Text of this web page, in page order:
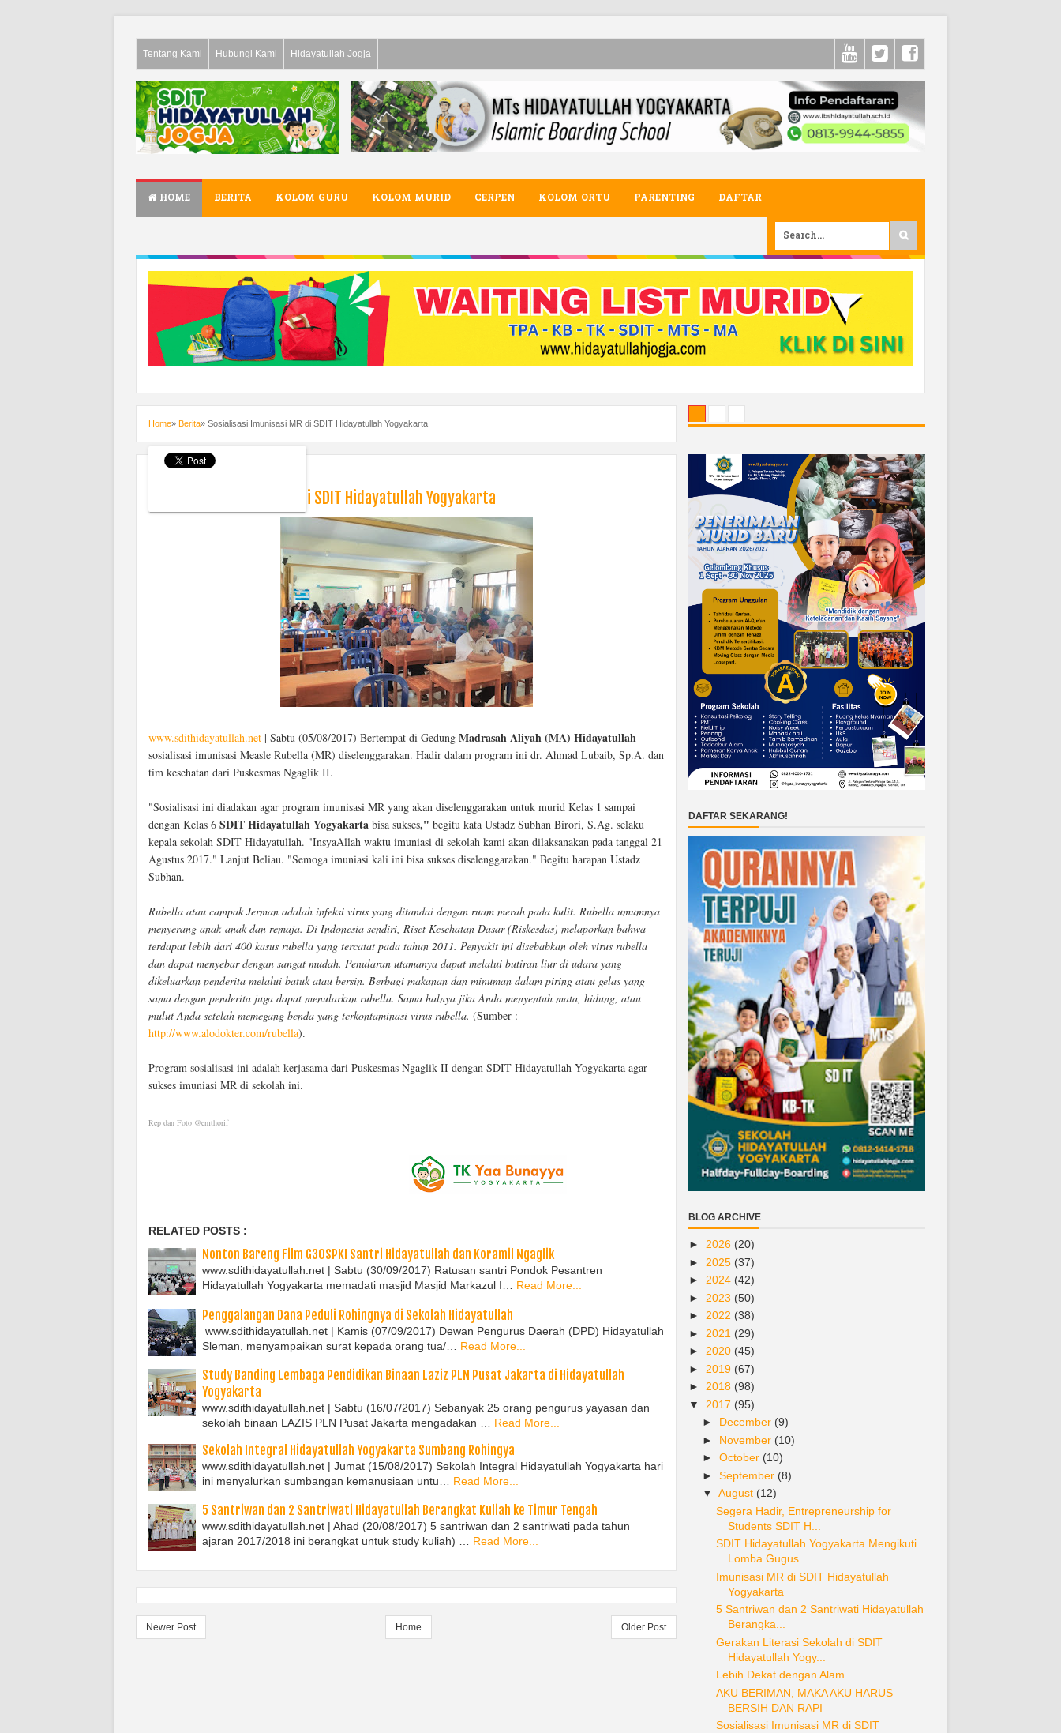
Tentang Kami Hubungi Kami Hidayatullah Jogja
HOME BERITA KOLOM GURU KOLOM MURID CERPEN KOLOM ORTU PARENTING DAFTAR
Home» Berita» Sosialisasi Imunisasi MR di SDIT Hidayatullah Yogyakarta
Sosialisasi Imunisasi MR di SDIT Hidayatullah Yogyakarta
www.sdithidayatullah.net | Sabtu (05/08/2017) Bertempat di Gedung Madrasah Aliyah (MA) Hidayatullah
sosialisasi imunisasi Measle Rubella (MR) diselenggarakan. Hadir dalam program ini dr. Ahmad Lubaib, Sp.A. dan
tim kesehatan dari Puskesmas Ngaglik II.
"Sosialisasi ini diadakan agar program imunisasi MR yang akan diselenggarakan untuk murid Kelas 1 sampai
dengan Kelas 6 SDIT Hidayatullah Yogyakarta bisa sukses," begitu kata Ustadz Subhan Birori, S.Ag. selaku
kepala sekolah SDIT Hidayatullah. "InsyaAllah waktu imuniasi di sekolah kami akan dilaksanakan pada tanggal 21
Agustus 2017." Lanjut Beliau. "Semoga imuniasi kali ini bisa sukses diselenggarakan." Begitu harapan Ustadz
Subhan.
Rubella atau campak Jerman adalah infeksi virus yang ditandai dengan ruam merah pada kulit. Rubella umumnya
menyerang anak-anak dan remaja. Di Indonesia sendiri, Riset Kesehatan Dasar (Riskesdas) melaporkan bahwa
terdapat lebih dari 400 kasus rubella yang tercatat pada tahun 2011. Penyakit ini disebabkan oleh virus rubella
dan dapat menyebar dengan sangat mudah. Penularan utamanya dapat melalui butiran liur di udara yang
dikeluarkan penderita melalui batuk atau bersin. Berbagi makanan dan minuman dalam piring atau gelas yang
sama dengan penderita juga dapat menularkan rubella. Sama halnya jika Anda menyentuh mata, hidung, atau
mulut Anda setelah memegang benda yang terkontaminasi virus rubella. (Sumber :
http://www.alodokter.com/rubella).
Program sosialisasi ini adalah kerjasama dari Puskesmas Ngaglik II dengan SDIT Hidayatullah Yogyakarta agar
sukses imuniasi MR di sekolah ini.
Rep dan Foto @emthorif
RELATED POSTS :
Nonton Bareng Film G30SPKI Santri Hidayatullah dan Koramil Ngaglik
www.sdithidayatullah.net | Sabtu (30/09/2017) Ratusan santri Pondok Pesantren
Hidayatullah Yogyakarta memadati masjid Masjid Markazul I…
Read More...
Penggalangan Dana Peduli Rohingnya di Sekolah Hidayatullah
www.sdithidayatullah.net | Kamis (07/09/2017) Dewan Pengurus Daerah (DPD) Hidayatullah
Sleman, menyampaikan surat kepada orang tua/…
Read More...
Study Banding Lembaga Pendidikan Binaan Laziz PLN Pusat Jakarta di Hidayatullah
Yogyakarta
www.sdithidayatullah.net | Sabtu (16/07/2017) Sebanyak 25 orang pengurus yayasan dan
sekolah binaan LAZIS PLN Pusat Jakarta mengadakan …
Read More...
Sekolah Integral Hidayatullah Yogyakarta Sumbang Rohingya
www.sdithidayatullah.net | Jumat (15/08/2017) Sekolah Integral Hidayatullah Yogyakarta hari
ini menyalurkan sumbangan kemanusiaan untu…
Read More...
5 Santriwan dan 2 Santriwati Hidayatullah Berangkat Kuliah ke Timur Tengah
www.sdithidayatullah.net | Ahad (20/08/2017) 5 santriwan dan 2 santriwati pada tahun
ajaran 2017/2018 ini berangkat untuk study kuliah) …
Read More...
Newer Post Older Post
Home
DAFTAR SEKARANG!
BLOG ARCHIVE
► 2026 (20)
► 2025 (37)
► 2024 (42)
► 2023 (50)
► 2022 (38)
► 2021 (29)
► 2020 (45)
► 2019 (67)
► 2018 (98)
▼ 2017 (95)
► December (9)
► November (10)
► October (10)
► September (8)
▼ August (12)
Segera Hadir, Entrepreneurship for
Students SDIT H...
SDIT Hidayatullah Yogyakarta Mengikuti
Lomba Gugus
Imunisasi MR di SDIT Hidayatullah
Yogyakarta
5 Santriwan dan 2 Santriwati Hidayatullah
Berangka...
Gerakan Literasi Sekolah di SDIT
Hidayatullah Yogy...
Lebih Dekat dengan Alam
AKU BERIMAN, MAKA AKU HARUS
BERSIH DAN RAPI
Sosialisasi Imunisasi MR di SDIT